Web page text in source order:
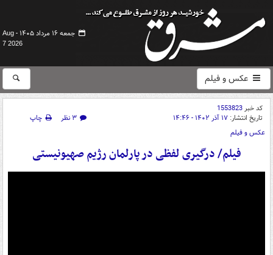
جمعه ۱۶ مرداد ۱۴۰۵ -
Aug
7 2026
عکس و فیلم
کد خبر1553823
تاریخ انتشار: ۱۷ آذر ۱۴۰۲ - ۱۴:۴۶ ۳ نظر
چاپ
عکس و فیلم
فیلم/ درگیری لفظی در پارلمان رژیم صهیونیستی